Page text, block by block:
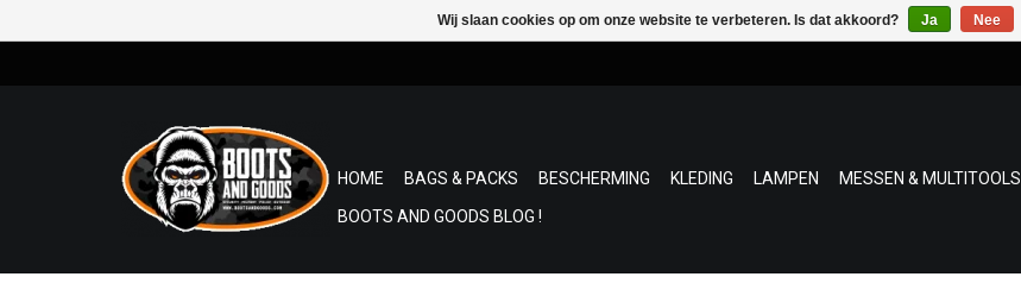
HOME BAGS & PACKS BESCHERMING KLEDING LAMPEN MESSEN & MULTITOOLS
BOOTS AND GOODS BLOG !
Wij slaan cookies op om onze website te verbeteren. Is dat akkoord? Ja Nee